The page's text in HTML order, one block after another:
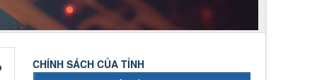
CHÍNH SÁCH CỦA TỈNH